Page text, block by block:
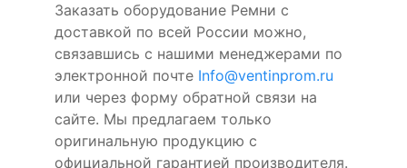
Заказать оборудование Ремни с
доставкой по всей России можно,
связавшись с нашими менеджерами по
электронной почте Info@ventinprom.ru
или через форму обратной связи на
сайте. Мы предлагаем только
оригинальную продукцию с
официальной гарантией производителя.